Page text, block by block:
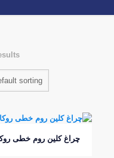
چراغ کلین روم خطی